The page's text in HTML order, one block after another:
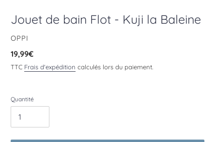
Jouet de bain Flot - Kuji la Baleine
DISTRIBUTEUR
OPPI
Prix
normal
19,99€
TTC Frais d'expédition calculés lors du paiement.
Quantité